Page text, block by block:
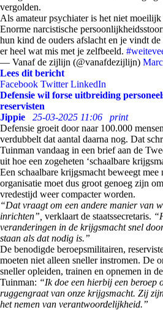
vergolden.
Als amateur psychiater is het niet moeilijk
Enorme narcistische
hun kind de ouders afslacht en je vindt
er heel wat mis met je zelfbeeld.
— Vanaf de zijlijn (@vanafdezijlijn)
Lees dit bericht
Facebook Twitter LinkedIn
Defensie wil forse uitbreiding
reservisten
Jippie
25-03-2025 11:06
print
Defensie groeit door naar 100.000
verdubbelt dat aantal daarna nog. Dat
Tuinman vandaag in een brief aan de
uit hoe een zogeheten ‘schaalbare
Een schaalbare krijgsmacht beweegt
organisatie moet dus groot genoeg zijn
vredestijd weer compacter worden.
“Dat vraagt om een andere manier van
inrichten”, verklaart de staatssecretaris.
veranderingen in de krijgsmacht snel
staan als dat nodig is.”
De benodigde beroepsmilitairen,
moeten niet alleen sneller instromen. De
sneller opleiden, trainen en opnemen in
Tuinman: “Ik doe een hierbij een beroep
ruggengraat van onze krijgsmacht. Zij
het nemen van verantwoordelijkheid.”